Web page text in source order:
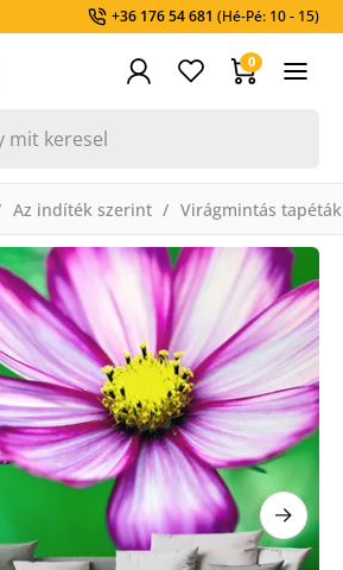
+36 176 54 681 (Hé-Pé: 10 - 15)
0
Az indíték szerint Virágmintás tapéták